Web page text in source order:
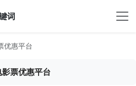
词
优惠平台
影票优惠平台